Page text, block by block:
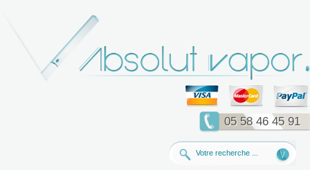
05 58 46 45 91